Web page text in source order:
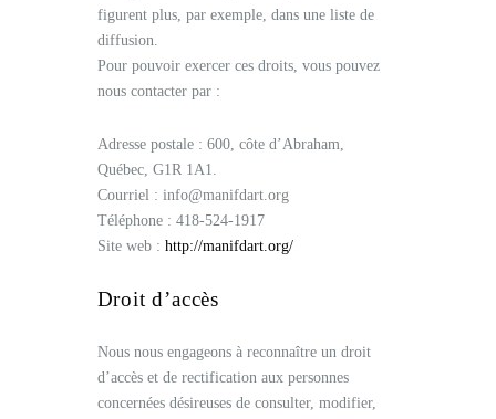
figurent plus, par exemple, dans une liste de
diffusion.
Pour pouvoir exercer ces droits, vous pouvez
nous contacter par :
Adresse postale : 600, côte d’Abraham,
Québec, G1R 1A1.
Courriel : info@manifdart.org
Téléphone : 418-524-1917
Site web : http://manifdart.org/
Droit d’accès
Nous nous engageons à reconnaître un droit
d’accès et de rectification aux personnes
concernées désireuses de consulter, modifier,